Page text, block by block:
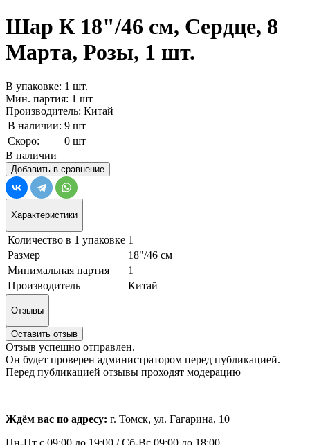
Шар К 18"/46 см, Сердце, 8
Марта, Розы, 1 шт.
В упаковке: 1 шт.
Мин. партия: 1 шт
Производитель: Китай
В наличии: 9 шт
Скоро:
0 шт
В наличии
Добавить в сравнение
Характеристики
Количество в 1 упаковке 1
Размер
18"/46 см
Минимальная партия
1
Производитель
Китай
Отзывы
Оставить отзыв
Отзыв успешно отправлен.
Он будет проверен администратором перед публикацией.
Перед публикацией отзывы проходят модерацию
Ждём вас по адресу: г. Томск, ул. Гагарина, 10